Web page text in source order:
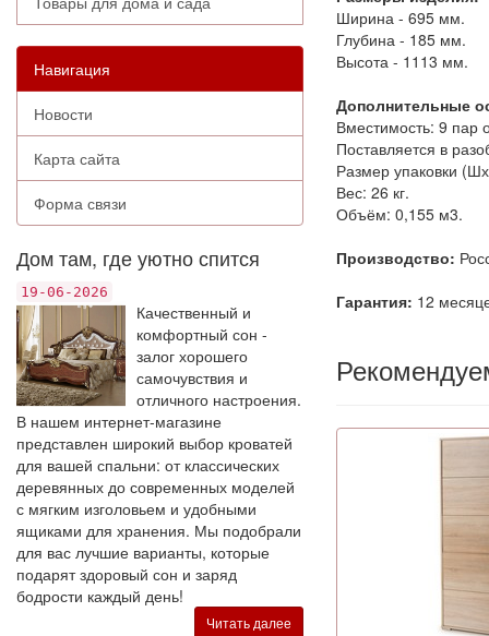
Навигация
Новости
Карта сайта
Форма связи
Дом там, где уютно спится
19-06-2026
Качественный и
комфортный сон -
залог хорошего
самочувствия и
отличного настроения.
В нашем интернет-магазине
представлен широкий выбор кроватей
для вашей спальни: от классических
деревянных до современных моделей
с мягким изголовьем и удобными
ящиками для хранения. Мы подобрали
для вас лучшие варианты, которые
подарят здоровый сон и заряд
бодрости каждый день!
Читать далее
Ширина - 695 мм.
Глубина - 185 мм.
Высота - 1113 мм.
Дополнительные
Вместимость: 9 пар
Поставляется в
Размер упаковки
Вес: 26 кг.
Объём: 0,155 м3.
Производство:
Гарантия: 12